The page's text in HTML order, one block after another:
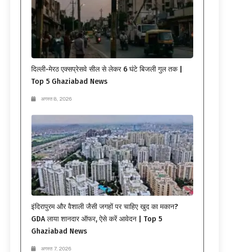
दिल्ली-मेरठ एक्सप्रेसवे सील से लेकर 6 घंटे बिजली गुल तक |
Top 5 Ghaziabad News
अगस्त 8, 2026
इंदिरापुरम और वैशाली जैसी जगहों पर चाहिए खुद का मकान?
GDA लाया शानदार ऑफर, ऐसे करें आवेदन | Top 5
Ghaziabad News
अगस्त 7, 2026